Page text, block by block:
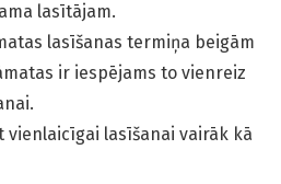
lasītājam.
lasīšanas termiņa beigām
ir iespējams to vienreiz
vienlaicīgai lasīšanai vairāk kā